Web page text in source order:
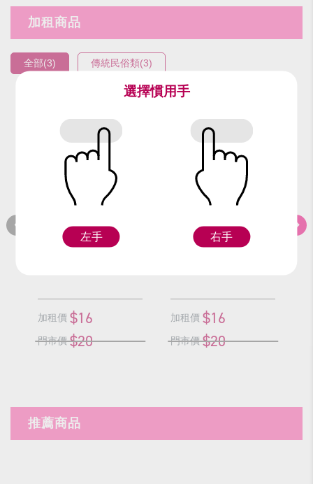
加租商品
全部(3) 傳統民俗類(3)
編號：9610-1
紅繡球/顆
加租價 $16
門市價 $20
編號：9610-2
粉繡球/顆
加租價 $16
門市價 $20
推薦商品
選擇慣用手
左手 右手